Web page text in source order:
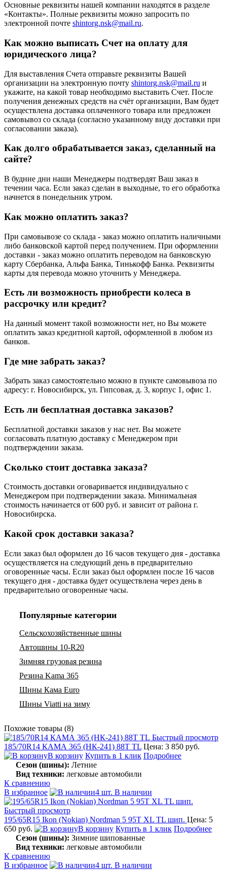
Основные реквизиты нашей компании находятся в разделе
«Контакты». Полные реквизиты можно запросить по
электронной почте shintorg.nsk@mail.ru.
Как можно выписать Счет на оплату для
юридического лица?
Для выставления Счета отправьте реквизиты Вашей
организации на электронную почту shintorg.nsk@mail.ru и
укажите, на какой товар необходимо выставить Счет. После
получения денежных средств на счёт организации, Вам будет
осуществлена доставка оплаченного товара или предложен
самовывоз со склада (согласно указанному виду доставки при
согласовании заказа).
Как долго обрабатывается заказ, сделанный на
сайте?
В будние дни наши Менеджеры подтвердят Ваш заказ в
течении часа. Если заказ сделан в выходные, то его обработка
начнется в понедельник утром.
Как можно оплатить заказ?
При самовывозе со склада - заказ можно оплатить наличными
либо банковской картой перед получением. При оформлении
доставки - заказ можно оплатить переводом на банковскую
карту Сбербанка, Альфа Банка, Тинькофф Банка. Реквизиты
карты для перевода можно уточнить у Менеджера.
Есть ли возможность приобрести колеса в
рассрочку или кредит?
На данный момент такой возможности нет, но Вы можете
оплатить заказ кредитной картой, оформленной в любом из
банков.
Где мне забрать заказ?
Забрать заказ самостоятельно можно в пункте самовывоза по
адресу: г. Новосибирск, ул. Гипсовая, д. 3, корпус 1, офис 1.
Есть ли бесплатная доставка заказов?
Бесплатной доставки заказов у нас нет. Вы можете
согласовать платную доставку с Менеджером при
подтверждении заказа.
Сколько стоит доставка заказа?
Стоимость доставки оговаривается индивидуально с
Менеджером при подтверждении заказа. Минимальная
стоимость начинается от 600 руб. и зависит от района г.
Новосибирска.
Какой срок доставки заказа?
Если заказ был оформлен до 16 часов текущего дня - доставка
осуществляется на следующий день в предварительно
оговоренные часы. Если заказ был оформлен после 16 часов
текущего дня - доставка будет осуществлена через день в
предварительно оговоренные часы.
Популярные категории
Сельскохозяйственные шины
Автошины 10-R20
Зимняя грузовая резина
Резина Kama 365
Шины Кама Euro
Шины Viatti на зиму
Похожие товары (8)
Быстрый просмотр
185/70R14 КАМА 365 (НК-241) 88T TL Цена: 3 850 руб.
В корзину Купить в 1 клик Подробнее
Сезон (шины): Летние
Вид техники: легковые автомобили
К сравнению
В избранное
4 шт. В наличии
Быстрый просмотр
195/65R15 Ikon (Nokian) Nordman 5 95T XL TL шип. Цена: 5
650 руб.
В корзину Купить в 1 клик Подробнее
Сезон (шины): Зимние шипованные
Вид техники: легковые автомобили
К сравнению
В избранное
4 шт. В наличии